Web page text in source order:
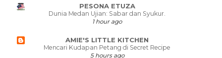
PESONA ETUZA
Dunia Medan Ujian: Sabar dan Syukur.
1 hour ago
AMIE'S LITTLE KITCHEN
Mencari Kudapan Petang di Secret Recipe
5 hours ago